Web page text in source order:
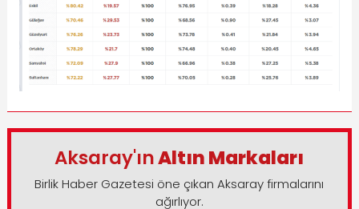
Aksaray'ınAltın Markaları
Birlik Haber Gazetesi öne çıkan Aksaray firmalarını
ağırlıyor.